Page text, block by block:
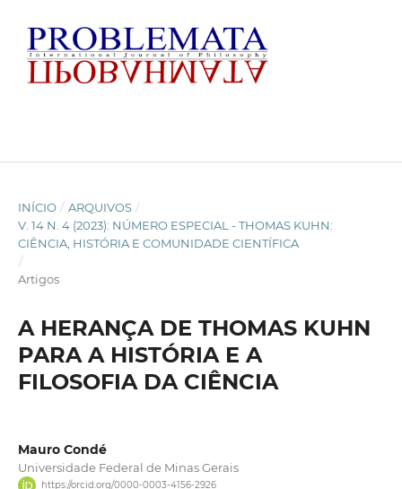
INÍCIO / ARQUIVOS /
V. 14 N. 4 (2023): NÚMERO ESPECIAL - THOMAS KUHN:
CIÊNCIA, HISTÓRIA E COMUNIDADE CIENTÍFICA
/
Artigos
A HERANÇA DE THOMAS KUHN
PARA A HISTÓRIA E A
FILOSOFIA DA CIÊNCIA
Mauro Condé
Universidade Federal de Minas Gerais
https://orcid.org/0000-0003-4156-2926